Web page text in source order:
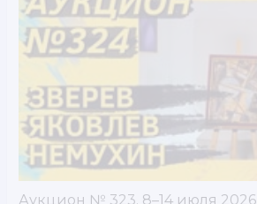
Аукцион № 323. 8–14 июля 2026